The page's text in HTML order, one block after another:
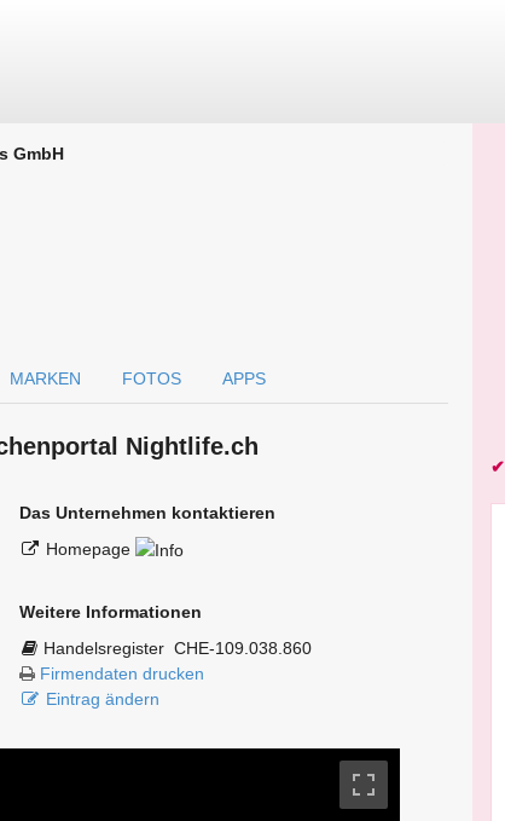
GmbH
MARKEN FOTOS APPS
Nightlife.ch
Das Unternehmen kontaktieren
Homepage
Weitere Informationen
Handelsregister CHE-109.038.860
Firmendaten drucken
Eintrag ändern
✔